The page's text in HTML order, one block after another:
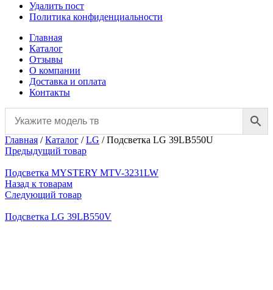
Удалить пост
Политика конфиденциальности
Главная
Каталог
Отзывы
О компании
Доставка и оплата
Контакты
Главная /Каталог /LG /Подсветка LG 39LB550U
Предыдущий товар
Подсветка MYSTERY MTV-3231LW
Назад к товарам
Следующий товар
Подсветка LG 39LB550V